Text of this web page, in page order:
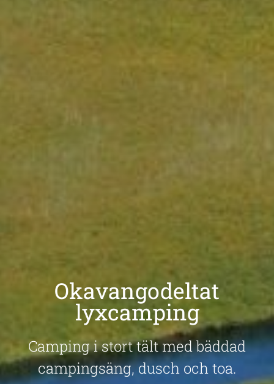
Okavangodeltat
lyxcamping
Camping i stort tält med bäddad
campingsäng, dusch och toa.